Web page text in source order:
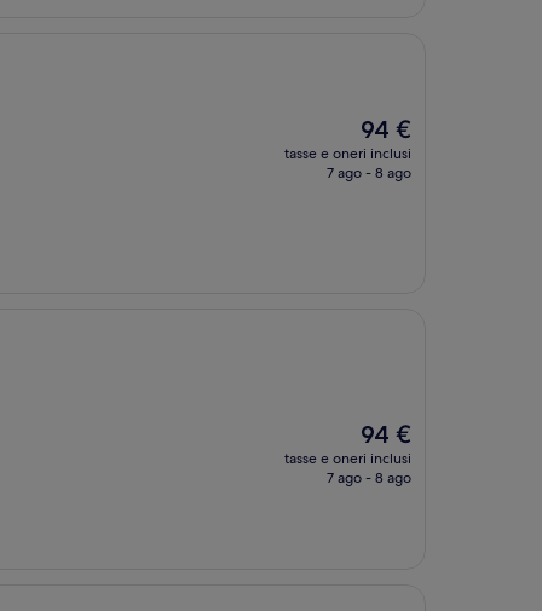
Il
prezzo
attuale
94 €
tasse e oneri inclusi
7 ago - 8 ago
Il
prezzo
attuale
94 €
tasse e oneri inclusi
7 ago - 8 ago